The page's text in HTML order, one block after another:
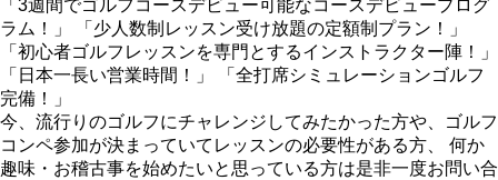
「3週間でゴルフコースデビュー可能なコースデビュープログ
ラム！」 「少人数制レッスン受け放題の定額制プラン！」
「初心者ゴルフレッスンを専門とするインストラクター陣！」
「日本一長い営業時間！」 「全打席シミュレーションゴルフ
完備！」
今、流行りのゴルフにチャレンジしてみたかった方や、ゴルフ
コンペ参加が決まっていてレッスンの必要性がある方、 何か
趣味・お稽古事を始めたいと思っている方は是非一度お問い合